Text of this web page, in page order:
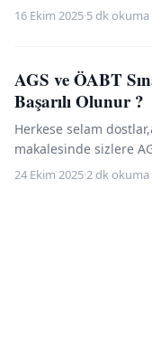
"Ya bu Pomodoro
16 Ekim 2025·5 dk okuma
AGS ve ÖABT
Başarılı Olunur ?
Herkese selam
makalesinde sizlere
hakkında daha önce
24 Ekim 2025·2 dk okuma